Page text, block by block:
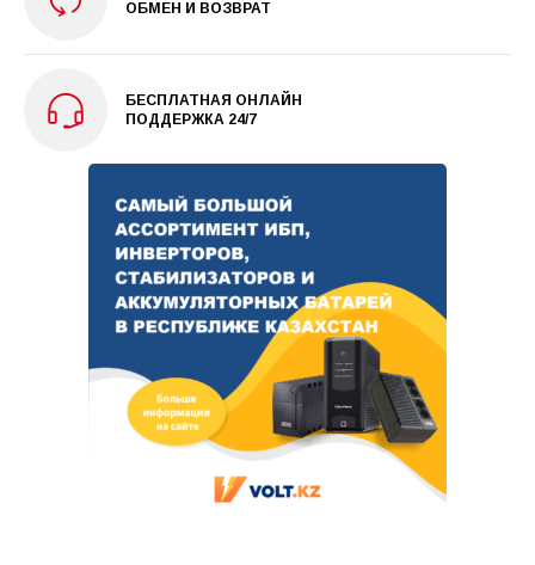
ОБМЕН И ВОЗВРАТ
БЕСПЛАТНАЯ ОНЛАЙН
ПОДДЕРЖКА 24/7